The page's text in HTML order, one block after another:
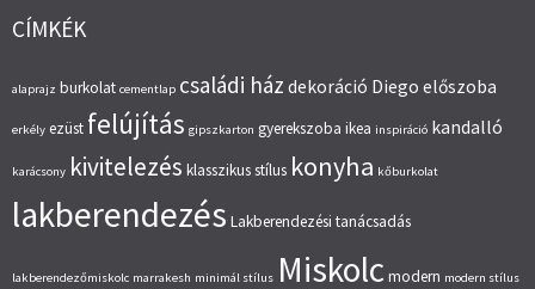
CÍMKÉK
alaprajz burkolat cementlap családi ház dekoráció Diego előszoba
erkély ezüst felújítás gipszkarton gyerekszoba ikea inspiráció kandalló
karácsony kivitelezés klasszikus stílus konyha kőburkolat
lakberendezés Lakberendezési tanácsadás
lakberendezőmiskolc marrakesh minimál stílus Miskolc modern modern stílus